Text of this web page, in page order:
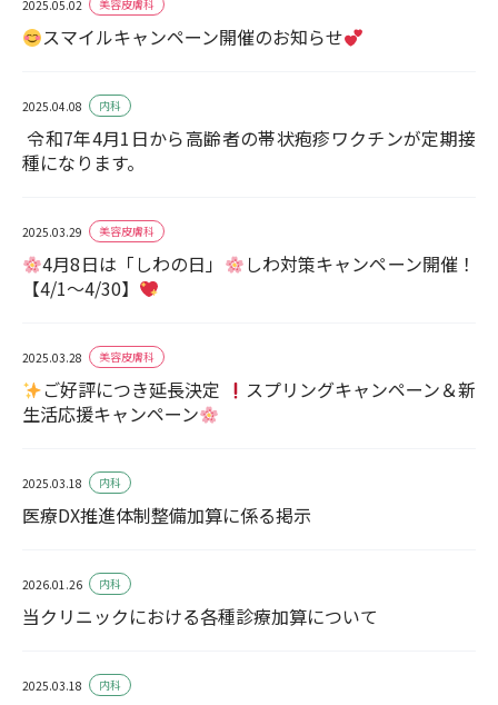
2025.05.02 美容皮膚科
スマイルキャンペーン開催のお知らせ
2025.04.08 内科
令和7年4月1日から高齢者の帯状疱疹ワクチンが定期接
種になります。
2025.03.29 美容皮膚科
4月8日は「しわの日」
しわ対策キャンペーン開催！
【4/1～4/30】
2025.03.28 美容皮膚科
ご好評につき延長決定
スプリングキャンペーン＆新
生活応援キャンペーン
2025.03.18 内科
医療DX推進体制整備加算に係る掲示
2026.01.26 内科
当クリニックにおける各種診療加算について
2025.03.18 内科